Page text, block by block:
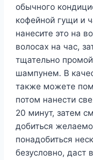
обычного
кофейной гущи и
нанесите это на
волосах на час,
тщательно
шампунем. В
также можете
потом нанести
20 минут, затем
добиться
понадобиться
безусловно,